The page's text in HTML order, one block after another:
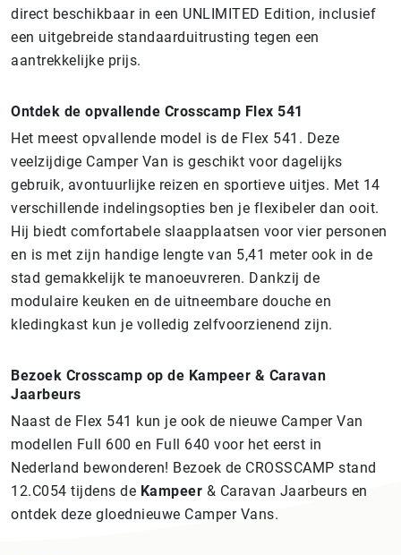
direct beschikbaar in een UNLIMITED Edition, inclusief
een uitgebreide standaarduitrusting tegen een
aantrekkelijke prijs.
Ontdek de opvallende Crosscamp Flex 541
Het meest opvallende model is de Flex 541. Deze
veelzijdige Camper Van is geschikt voor dagelijks
gebruik, avontuurlijke reizen en sportieve uitjes. Met 14
verschillende indelingsopties ben je flexibeler dan ooit.
Hij biedt comfortabele slaapplaatsen voor vier personen
en is met zijn handige lengte van 5,41 meter ook in de
stad gemakkelijk te manoeuvreren. Dankzij de
modulaire keuken en de uitneembare douche en
kledingkast kun je volledig zelfvoorzienend zijn.
Bezoek Crosscamp op de Kampeer & Caravan
Jaarbeurs
Naast de Flex 541 kun je ook de nieuwe Camper Van
modellen Full 600 en Full 640 voor het eerst in
Nederland bewonderen! Bezoek de CROSSCAMP stand
12.C054 tijdens de Kampeer & Caravan Jaarbeurs en
ontdek deze gloednieuwe Camper Vans.